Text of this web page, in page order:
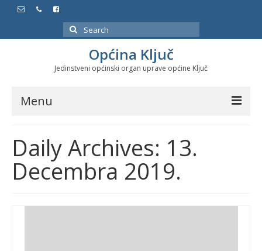
Search
for:
Općina Ključ
Jedinstveni općinski organ uprave općine Ključ
Menu
Službeni glasnici
Javne nabavke
Značajni datumi i manifestacije
Daily Archives: 13.
Decembra 2019.